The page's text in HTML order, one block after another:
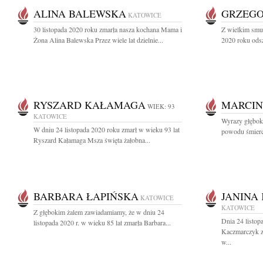
ALINA BALEWSKA KATOWICE
30 listopada 2020 roku zmarła nasza kochana Mama i
Żona Alina Balewska Przez wiele lat dzielnie...
Z wielkim
2020 roku
RYSZARD KAŁAMAGA WIEK: 93
KATOWICE
W dniu 24 listopada 2020 roku zmarł w wieku 93 lat
Ryszard Kałamaga Msza święta żałobna...
Wyrazy
powodu
BARBARA ŁAPIŃSKA KATOWICE
Z głębokim żalem zawiadamiamy, że w dniu 24
listopada 2020 r. w wieku 85 lat zmarła Barbara...
JANINA
KATOWICE
Dnia 24
Kaczmarczyk
w...